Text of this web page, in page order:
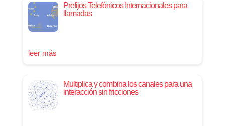
Prefijos Telefónicos Internacionales para
llamadas
leer más
Multiplica y combina los canales para una
interacción sin fricciones